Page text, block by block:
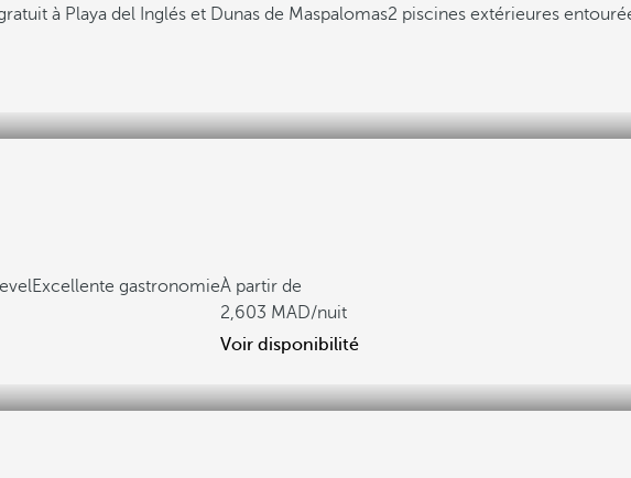
à Playa del Inglés et Dunas de Maspalomas2 piscines extérieures
Excellente gastronomieÀ partir de
2,603
/nuit
Voir disponibilité